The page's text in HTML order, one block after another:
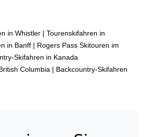
in Whistler | Tourenskifahren in
in Banff | Rogers Pass Skitouren im
Skifahren in Kanada
Columbia | Backcountry-Skifahren